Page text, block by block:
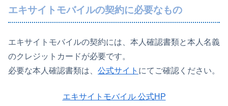
エキサイトモバイルの契約に必要なもの
エキサイトモバイルの契約には、本人確認書類と本人名義
のクレジットカードが必要です。
必要な本人確認書類は、 公式サイト にてご確認ください。
エキサイトモバイル 公式HP